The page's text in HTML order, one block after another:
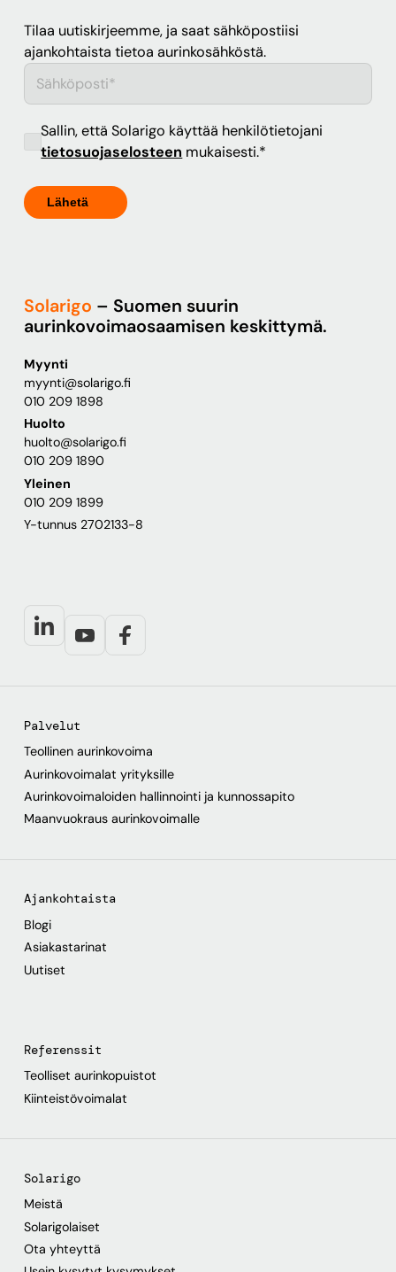
Tilaa uutiskirjeemme, ja saat sähköpostiisi
ajankohtaista tietoa aurinkosähköstä.
Sallin, että Solarigo käyttää henkilötietojani
tietosuojaselosteen mukaisesti.*
Solarigo – Suomen suurin
aurinkovoimaosaamisen keskittymä.
Myynti
myynti@solarigo.fi
010 209 1898
Huolto
huolto@solarigo.fi
010 209 1890
Yleinen
010 209 1899
Y-tunnus 2702133-8
Palvelut
Teollinen aurinkovoima
Aurinkovoimalat yrityksille
Aurinkovoimaloiden hallinnointi ja kunnossapito
Maanvuokraus aurinkovoimalle
Ajankohtaista
Blogi
Asiakastarinat
Uutiset
Referenssit
Teolliset aurinkopuistot
Kiinteistövoimalat
Solarigo
Meistä
Solarigolaiset
Ota yhteyttä